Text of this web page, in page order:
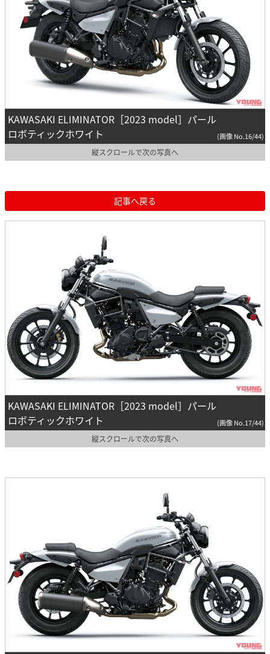
KAWASAKI ELIMINATOR［2023 model］パール
ロボティックホワイト
(画像 No.16/44)
縦スクロールで次の写真へ
記事へ戻る
KAWASAKI ELIMINATOR［2023 model］パール
ロボティックホワイト
(画像 No.17/44)
縦スクロールで次の写真へ